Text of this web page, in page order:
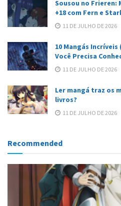
Sousou no Frieren:
+18 com Fern e
11 DE JULHO DE 2026
10 Mangás
Você Precisa
11 DE JULHO DE 2026
Ler mangá traz os
livros?
11 DE JULHO DE 2026
Recommended